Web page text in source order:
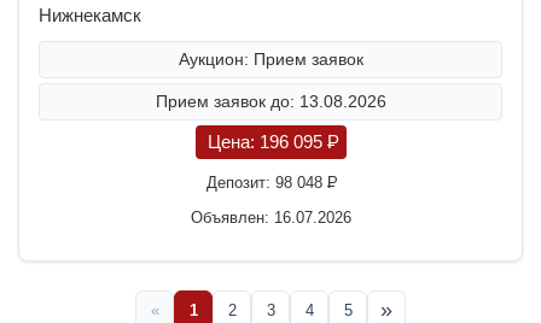
Нижнекамск
Аукцион: Прием заявок
Прием заявок до: 13.08.2026
Цена: 196 095 P
Депозит: 98 048P
Объявлен: 16.07.2026
« 1 2 3 4 5 »